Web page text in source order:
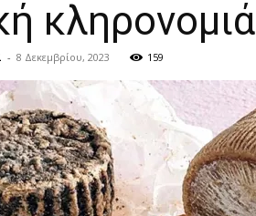
κληρονομιά
- 8 Δεκεμβρίου, 2023 159